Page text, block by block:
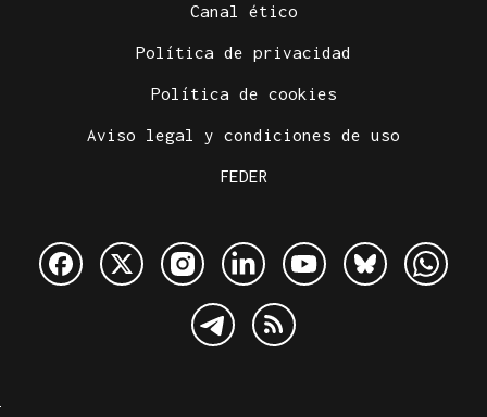
Canal ético
Política de privacidad
Política de cookies
Aviso legal y condiciones de uso
FEDER